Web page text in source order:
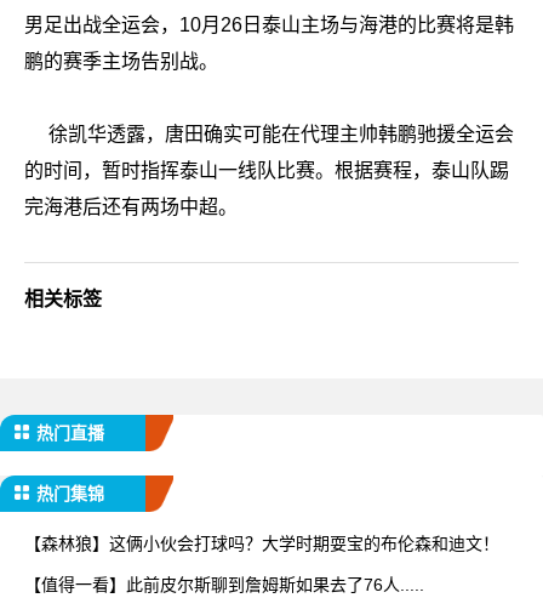
男足出战全运会，10月26日泰山主场与海港的比赛将是韩
鹏的赛季主场告别战。
徐凯华透露，唐田确实可能在代理主帅韩鹏驰援全运会
的时间，暂时指挥泰山一线队比赛。根据赛程，泰山队踢
完海港后还有两场中超。
相关标签
热门直播
热门集锦
【森林狼】这俩小伙会打球吗？大学时期耍宝的布伦森和迪文！
【值得一看】此前皮尔斯聊到詹姆斯如果去了76人.....